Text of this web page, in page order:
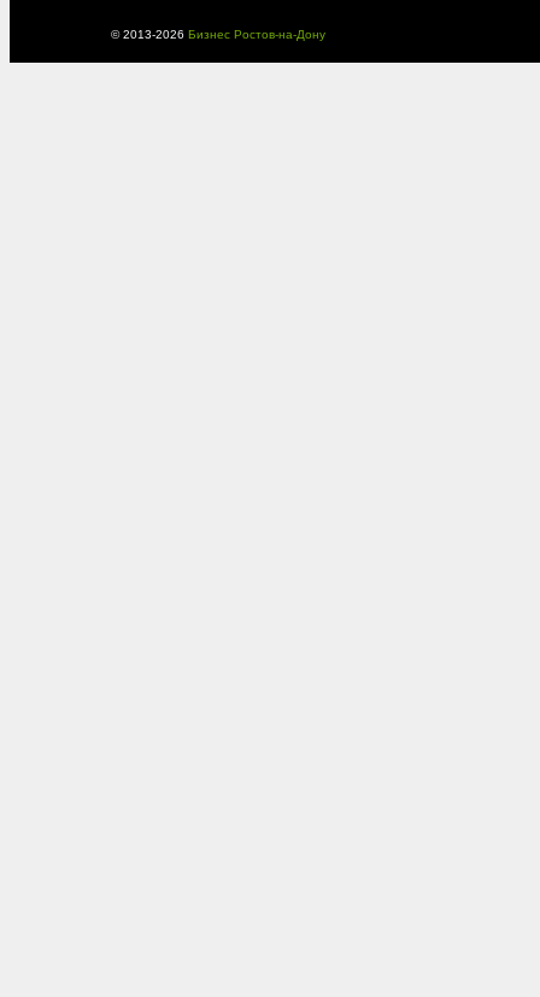
© 2013-2026 Бизнес Ростов-на-Дону